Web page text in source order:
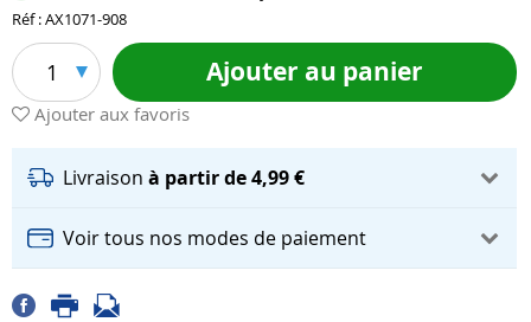
Réf : AX1071-908
1 Ajouter au panier
Ajouter aux favoris
Livraison à partir de 4,99 €
Voir tous nos modes de paiement